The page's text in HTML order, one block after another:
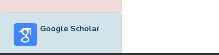
Google Scholar